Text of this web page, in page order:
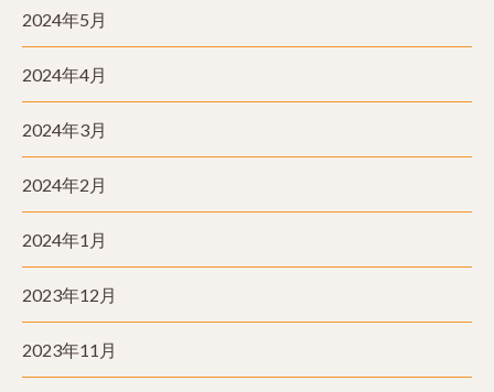
2024年5月
2024年4月
2024年3月
2024年2月
2024年1月
2023年12月
2023年11月